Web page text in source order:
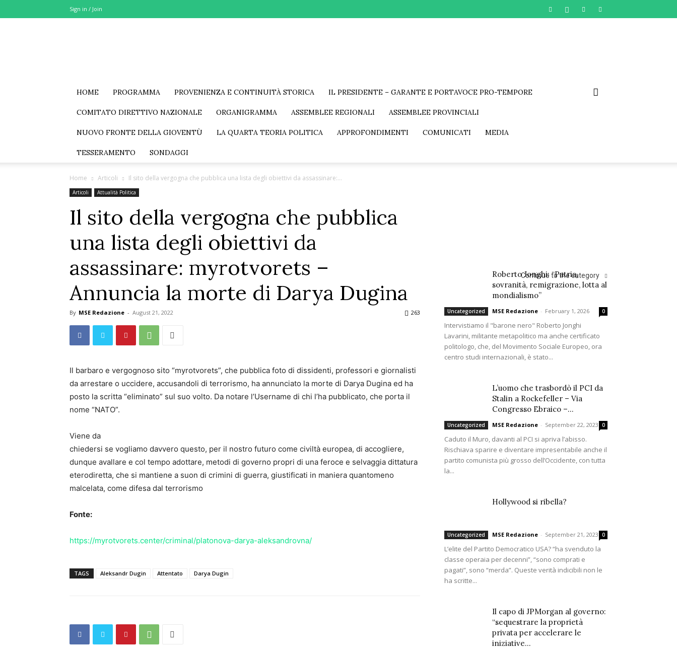
Sign in / Join
HOME PROGRAMMA PROVENIENZA E CONTINUITÀ STORICA IL PRESIDENTE – GARANTE E PORTAVOCE PRO-TEMPORE
COMITATO DIRETTIVO NAZIONALE ORGANIGRAMMA ASSEMBLEE REGIONALI ASSEMBLEE PROVINCIALI
NUOVO FRONTE DELLA GIOVENTÙ LA QUARTA TEORIA POLITICA APPROFONDIMENTI COMUNICATI MEDIA
TESSERAMENTO SONDAGGI
Home Articoli Il sito della vergogna che pubblica una lista degli obiettivi da assassinare:...
Articoli Attualità Politica
Il sito della vergogna che pubblica
una lista degli obiettivi da
assassinare: myrotvorets –
Annuncia la morte di Darya Dugina
By MSE Redazione - August 21, 2022 263
Il barbaro e vergognoso sito “myrotvorets”, che pubblica foto di dissidenti, professori e giornalisti
da arrestare o uccidere, accusandoli di terrorismo, ha annunciato la morte di Darya Dugina ed ha
posto la scritta “eliminato” sul suo volto. Da notare l’Username di chi l’ha pubblicato, che porta il
nome “NATO”.
Viene da
chiedersi se vogliamo davvero questo, per il nostro futuro come civiltà europea, di accogliere,
dunque avallare e col tempo adottare, metodi di governo propri di una feroce e selvaggia dittatura
eterodiretta, che si mantiene a suon di crimini di guerra, giustificati in maniera quantomeno
malcelata, come difesa dal terrorismo
Fonte:
https://myrotvorets.center/criminal/platonova-darya-aleksandrovna/
TAGS Aleksandr Dugin Attentato Darya Dugin
Continue to the category
Roberto Jonghi: “Patria,
sovranità, remigrazione, lotta al
mondialismo”
Uncategorized MSE Redazione - February 1, 2026 0
Intervistiamo il "barone nero" Roberto Jonghi
Lavarini, militante metapolitico ma anche certificato
politologo, che, del Movimento Sociale Europeo, ora
centro studi internazionali, è stato...
L’uomo che trasbordò il PCI da
Stalin a Rockefeller – Via
Congresso Ebraico –...
Uncategorized MSE Redazione - September 22, 2023 0
Caduto il Muro, davanti al PCI si apriva l’abisso.
Rischiava sparire e diventare impresentabile anche il
partito comunista più grosso dell’Occidente, con tutta
la...
Hollywood si ribella?
Uncategorized MSE Redazione - September 21, 2023 0
L’elite del Partito Democratico USA? “ha svenduto la
classe operaia per decenni”, “sono comprati e
pagati”, sono “merda”. Queste verità indicibili non le
ha scritte...
Il capo di JPMorgan al governo:
“sequestrare la proprietà
privata per accelerare le
iniziative...